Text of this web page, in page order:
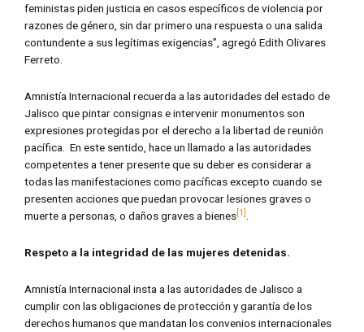
feministas piden justicia en casos específicos de violencia por
razones de género, sin dar primero una respuesta o una salida
contundente a sus legítimas exigencias”, agregó Edith Olivares
Ferreto.
Amnistía Internacional recuerda a las autoridades del estado de
Jalisco que pintar consignas e intervenir monumentos son
expresiones protegidas por el derecho a la libertad de reunión
pacífica. En este sentido, hace un llamado a las autoridades
competentes a tener presente que su deber es considerar a
todas las manifestaciones como pacíficas excepto cuando se
presenten acciones que puedan provocar lesiones graves o
muerte a personas, o daños graves a bienes[1]
Respeto a la integridad de las mujeres detenidas.
Amnistía Internacional insta a las autoridades de Jalisco a
cumplir con las obligaciones de protección y garantía de los
derechos humanos que mandatan los convenios internacionales